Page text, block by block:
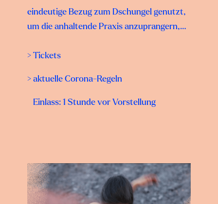
eindeutige Bezug zum Dschungel genutzt,
um die anhaltende Praxis anzuprangern,…
> Tickets
> aktuelle Corona-Regeln
Einlass: 1 Stunde vor Vorstellung